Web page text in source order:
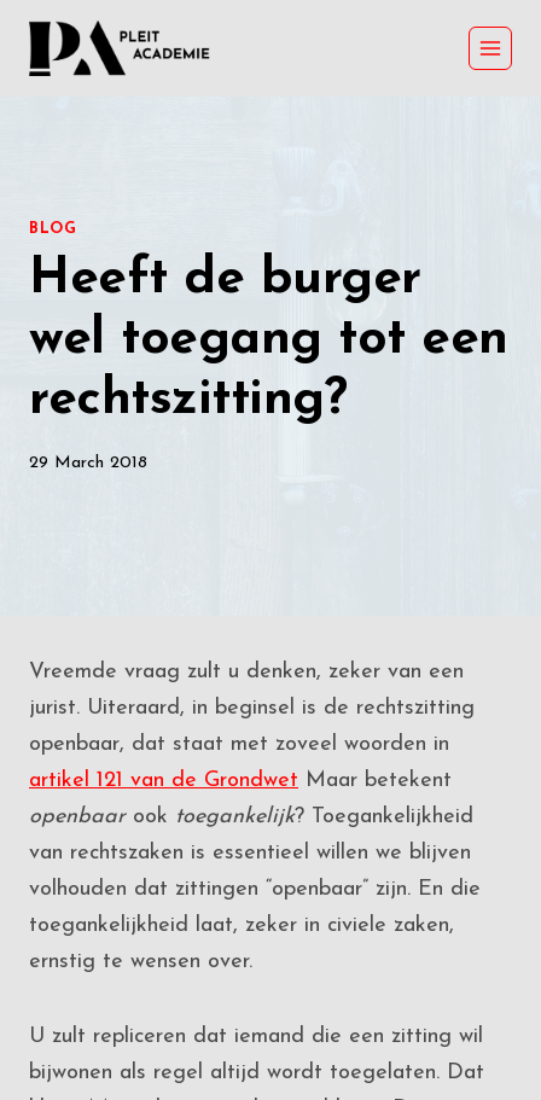
Skip
BLOG
Heeft de burger
wel toegang tot een
rechtszitting?
29 March 2018
Vreemde vraag zult u denken, zeker van een
jurist. Uiteraard, in beginsel is de rechtszitting
openbaar, dat staat met zoveel woorden in
artikel 121 van de Grondwet Maar betekent
openbaar ook toegankelijk? Toegankelijkheid
van rechtszaken is essentieel willen we blijven
volhouden dat zittingen “openbaar” zijn. En die
toegankelijkheid laat, zeker in civiele zaken,
ernstig te wensen over.
U zult repliceren dat iemand die een zitting wil
bijwonen als regel altijd wordt toegelaten. Dat